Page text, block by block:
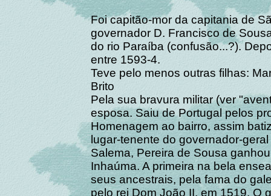
Foi capitão-mor da capitania de
governador D. Francisco de
do rio Paraíba (confusão...?).
entre 1593-4.
Teve pelo menos outras filhas:
Brito
Pela sua bravura militar (ver
esposa. Saiu de Portugal pelos
Homenagem ao bairro, assim
lugar-tenente do governador-
Salema, Pereira de Sousa
Inhaúma. A primeira na bela
seus ancestrais, pela fama do
pelo rei Dom João II, em 1519. O